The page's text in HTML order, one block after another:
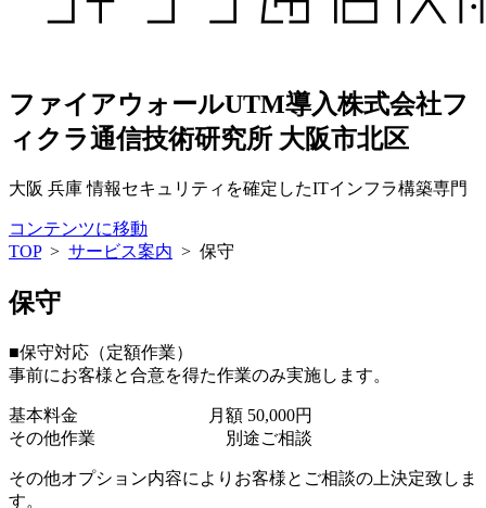
ファイアウォールUTM導入株式会社フ
ィクラ通信技術研究所 大阪市北区
大阪 兵庫 情報セキュリティを確定したITインフラ構築専門
コンテンツに移動
TOP> サービス案内 > 保守
保守
■保守対応（定額作業）
事前にお客様と合意を得た作業のみ実施します。
基本料金
月額 50,000円
その他作業
別途ご相談
その他オプション内容によりお客様とご相談の上決定致しま
す。